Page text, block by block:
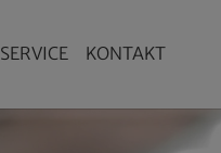
SERVICE KONTAKT